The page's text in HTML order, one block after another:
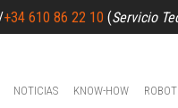
+34 610 86 22 10 (Servicio
NOTICIAS KNOW-HOW